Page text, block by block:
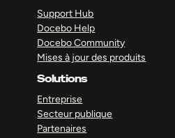
Support Hub
Docebo Help
Docebo Community
Mises à jour des produits
Solutions
Entreprise
Secteur publique
Partenaires